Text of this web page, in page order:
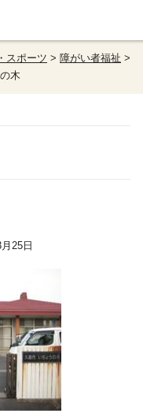
スポーツ > 障がい者福祉 >
木
25日